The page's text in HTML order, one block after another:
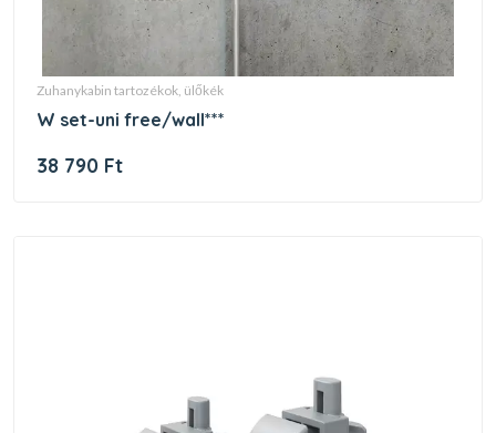
zuhanykabin tartozékok, ülőkék
w set-uni free/wall***
38 790 Ft